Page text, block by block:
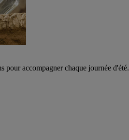
pour accompagner chaque journée d'été.